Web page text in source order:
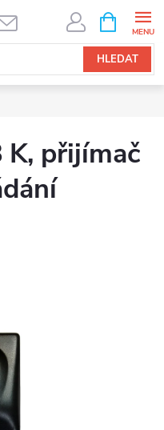
HLEDAT
NÁKUPNÍ
KOŠÍK
K, přijímač